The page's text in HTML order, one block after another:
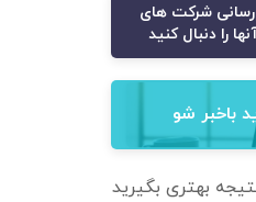
شرکت های
را دنبال کنید
باخبر شو
بهتری بگیرید